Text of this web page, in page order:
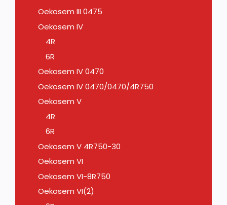
Oekosem III 0475
Oekosem IV
4R
6R
Oekosem IV 0470
Oekosem IV 0470/0470/4R750
Oekosem V
4R
6R
Oekosem V 4R750-30
Oekosem VI
Oekosem VI-8R750
Oekosem VI(2)